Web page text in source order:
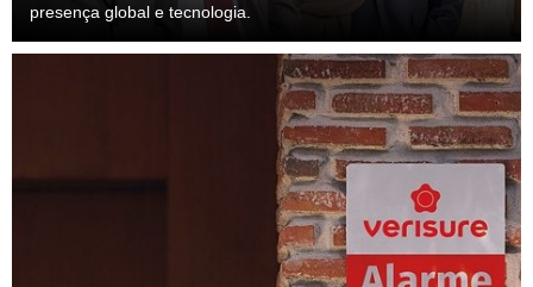
presença global e tecnologia.